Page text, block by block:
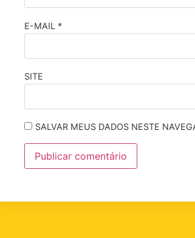
E-MAIL *
SITE
SALVAR MEUS DADOS NESTE